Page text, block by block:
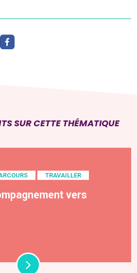
SUR CETTE THÉMATIQUE
TRAVAILLER
vers